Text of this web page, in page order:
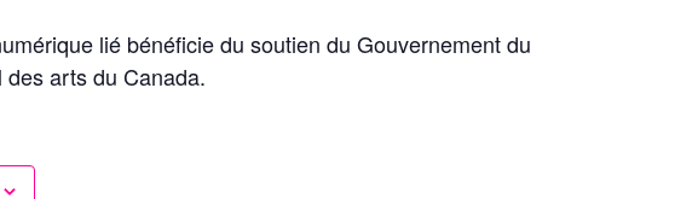
lié bénéficie du soutien du Gouvernement du
arts du Canada.